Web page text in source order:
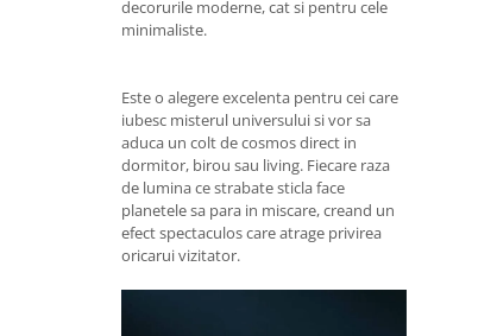
decorurile moderne, cat si pentru cele
minimaliste.
Este o alegere excelenta pentru cei care
iubesc misterul universului si vor sa
aduca un colt de cosmos direct in
dormitor, birou sau living. Fiecare raza
de lumina ce strabate sticla face
planetele sa para in miscare, creand un
efect spectaculos care atrage privirea
oricarui vizitator.